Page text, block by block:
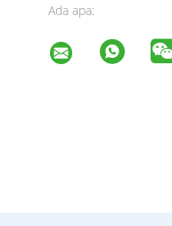
Ada apa: